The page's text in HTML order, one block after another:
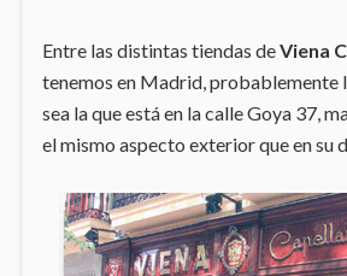
Entre las distintas tiendas deViena
tenemos en Madrid, probablemente
sea la que está en la calle Goya 37,
el mismo aspecto exterior que en su